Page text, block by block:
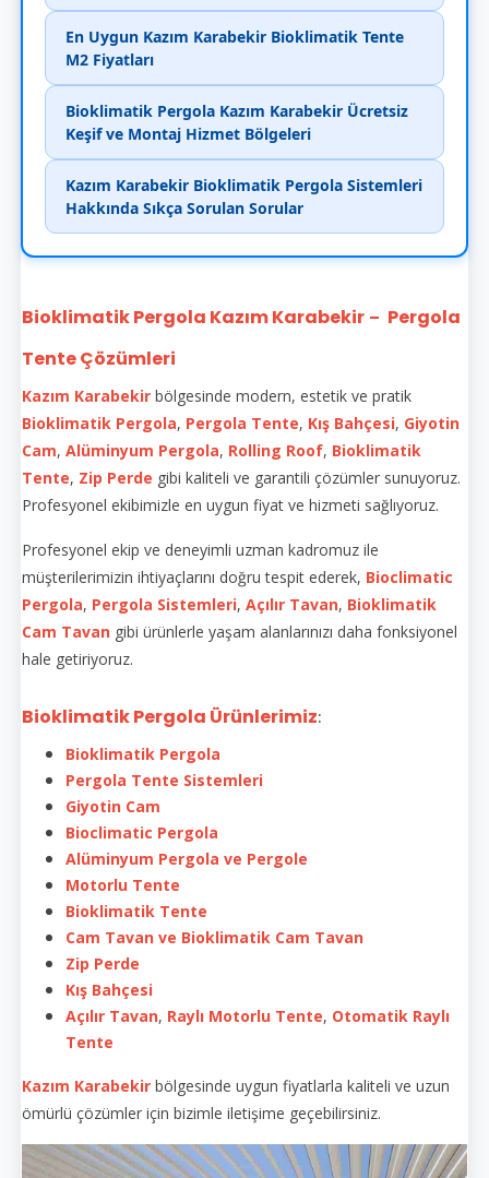
En Uygun Kazım Karabekir Bioklimatik Tente
M2 Fiyatları
Bioklimatik Pergola Kazım Karabekir Ücretsiz
Keşif ve Montaj Hizmet Bölgeleri
Kazım Karabekir Bioklimatik Pergola Sistemleri
Hakkında Sıkça Sorulan Sorular
Bioklimatik Pergola Kazım Karabekir – Pergola
Tente Çözümleri
Kazım Karabekir bölgesinde modern, estetik ve pratik
Bioklimatik Pergola, Pergola Tente, Kış Bahçesi, Giyotin
Cam, Alüminyum Pergola, Rolling Roof, Bioklimatik
Tente, Zip Perde gibi kaliteli ve garantili çözümler sunuyoruz.
Profesyonel ekibimizle en uygun fiyat ve hizmeti sağlıyoruz.
Profesyonel ekip ve deneyimli uzman kadromuz ile
müşterilerimizin ihtiyaçlarını doğru tespit ederek, Bioclimatic
Pergola, Pergola Sistemleri, Açılır Tavan, Bioklimatik
Cam Tavan gibi ürünlerle yaşam alanlarınızı daha fonksiyonel
hale getiriyoruz.
Bioklimatik Pergola Ürünlerimiz:
Bioklimatik Pergola
Pergola Tente Sistemleri
Giyotin Cam
Bioclimatic Pergola
Alüminyum Pergola ve Pergole
Motorlu Tente
Bioklimatik Tente
Cam Tavan ve Bioklimatik Cam Tavan
Zip Perde
Kış Bahçesi
Açılır Tavan, Raylı Motorlu Tente, Otomatik Raylı
Tente
Kazım Karabekir bölgesinde uygun fiyatlarla kaliteli ve uzun
ömürlü çözümler için bizimle iletişime geçebilirsiniz.